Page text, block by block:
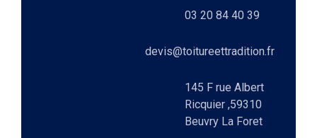
03 20 84 40 39
devis@toitureettradition.fr
145 F rue Albert
Ricquier ,59310
Beuvry La Foret